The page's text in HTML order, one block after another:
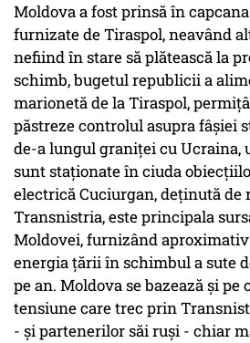
Moldova a fost prinsă în
furnizate de Tiraspol, neavând
nefiind în stare să plătească la
schimb, bugetul republicii a
marionetă de la Tiraspol,
păstreze controlul asupra fâșiei
de-a lungul graniței cu Ucraina,
sunt staționate în ciuda
electrică Cuciurgan, deținută de
Transnistria, este principala
Moldovei, furnizând
energia țării în schimbul a sute
pe an. Moldova se bazează și
tensiune care trec prin
- și partenerilor săi ruși - chiar